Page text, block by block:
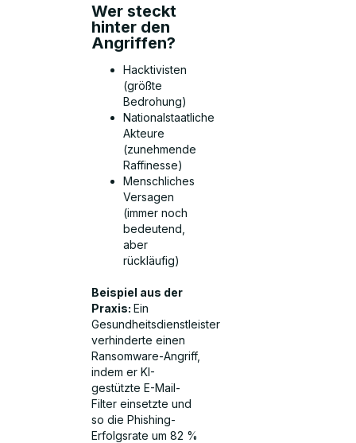
Wer steckt
hinter den
Angriffen?
Hacktivisten
(größte
Bedrohung)
Nationalstaatliche
Akteure
(zunehmende
Raffinesse)
Menschliches
Versagen
(immer noch
bedeutend,
aber
rückläufig)
Beispiel aus der
Praxis:Ein
Gesundheitsdienstleister
verhinderte einen
Ransomware-Angriff,
indem er KI-
gestützte E-Mail-
Filter einsetzte und
so die Phishing-
Erfolgsrate um 82 %